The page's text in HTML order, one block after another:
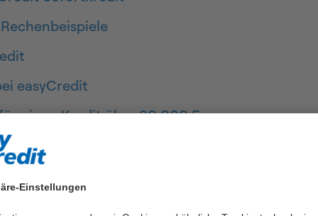
Einstellungen
easyCredit
einen Kredit über 30.000 Euro
zum 30.000 Euro Kredit